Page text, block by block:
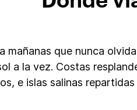
mañanas que nunca
a la vez. Costas
e islas salinas